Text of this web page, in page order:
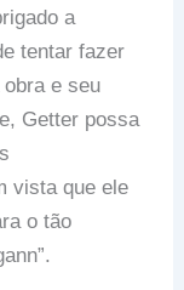
a
tentar fazer
e seu
Getter possa
vista que ele
o tão